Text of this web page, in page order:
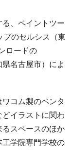
、ペイントツー
プのセルシス（東
ロードの
名古屋市）によ
コム製のペンタ
イラストに関わ
スペースのほか
学院専門学校の